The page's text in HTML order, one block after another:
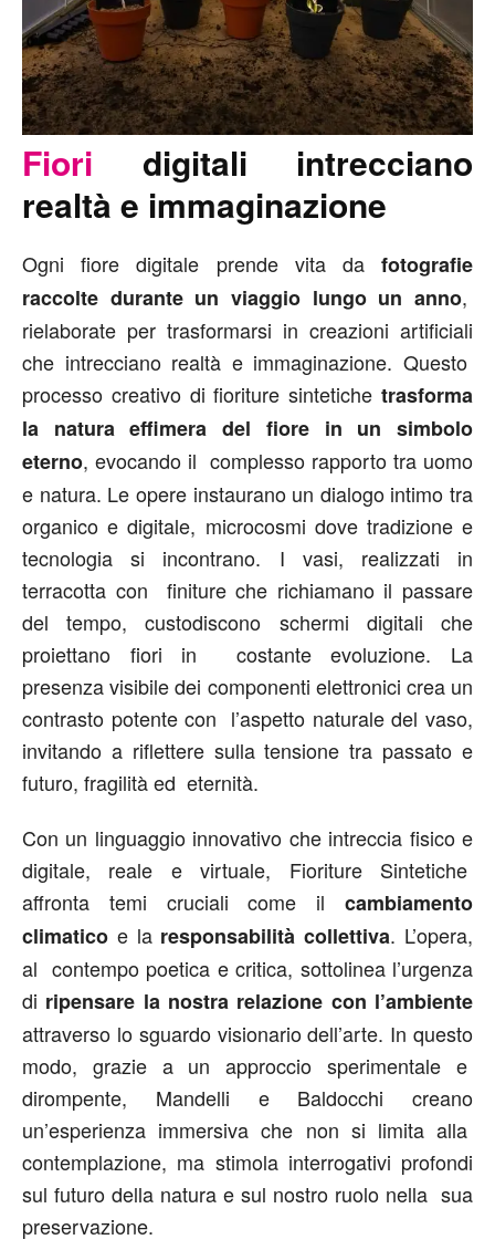
Fiori digitali intrecciano
realtà e immaginazione
Ogni fiore digitale prende vita da fotografie
raccolte durante un viaggio lungo un anno,
rielaborate per trasformarsi in creazioni artificiali
che intrecciano realtà e immaginazione. Questo
processo creativo di fioriture sintetiche trasforma
la natura effimera del fiore in un simbolo
eterno, evocando il complesso rapporto tra uomo
e natura. Le opere instaurano un dialogo intimo tra
organico e digitale, microcosmi dove tradizione e
tecnologia si incontrano. I vasi, realizzati in
terracotta con finiture che richiamano il passare
del tempo, custodiscono schermi digitali che
proiettano fiori in costante evoluzione. La
presenza visibile dei componenti elettronici crea un
contrasto potente con l’aspetto naturale del vaso,
invitando a riflettere sulla tensione tra passato e
futuro, fragilità ed eternità.
Con un linguaggio innovativo che intreccia fisico e
digitale, reale e virtuale, Fioriture Sintetiche
affronta temi cruciali come il cambiamento
climatico e la responsabilità collettiva. L’opera,
al contempo poetica e critica, sottolinea l’urgenza
di ripensare la nostra relazione con l’ambiente
attraverso lo sguardo visionario dell’arte. In questo
modo, grazie a un approccio sperimentale e
dirompente, Mandelli e Baldocchi creano
un’esperienza immersiva che non si limita alla
contemplazione, ma stimola interrogativi profondi
sul futuro della natura e sul nostro ruolo nella sua
preservazione.